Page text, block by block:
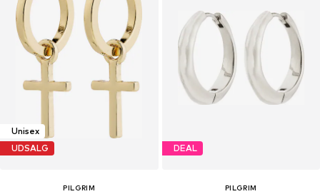
Unisex
UDSALG
PILGRIM
DEAL
PILGRIM